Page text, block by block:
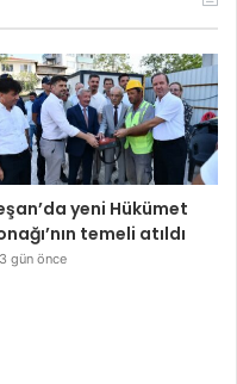
yeni Hükümet
temeli atıldı
3 gün önce